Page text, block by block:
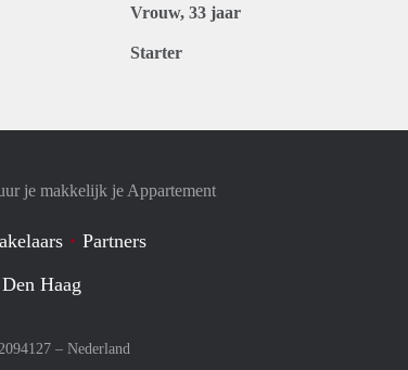
Vrouw, 33 jaar
Starter
je makkelijk je Appartement
Partners
Haag
– Nederland